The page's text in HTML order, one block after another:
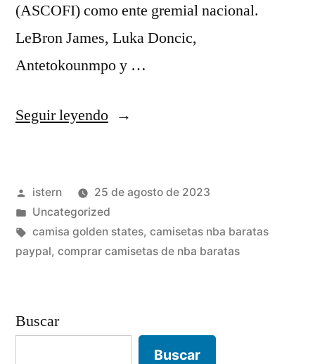
(ASCOFI) como ente gremial nacional.
LeBron James, Luka Doncic,
Antetokounmpo y …
Seguir leyendo«¡Amplia
Modelos
Y
Tallas!»
Publicado
por
istern
25 de agosto de 2023
Publicado
en
Uncategorized
Etiquetas:
camisa golden states, camisetas nba baratas
paypal, comprar camisetas de nba baratas
Buscar
Buscar